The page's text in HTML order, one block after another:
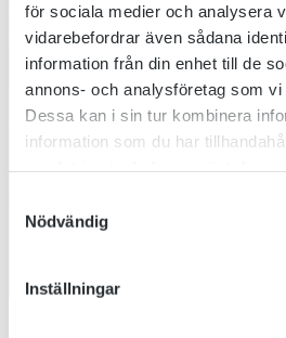
för sociala medier och analysera
vidarebefordrar även sådana
information från din enhet till de
annons- och analysföretag som vi
Dessa kan i sin tur kombinera
information som du har
Nödvändig
Inställningar
SKOGAR!